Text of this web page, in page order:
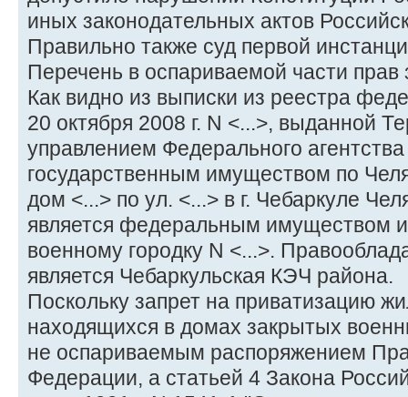
иных законодательных актов
Правильно также суд первой
Перечень в оспариваемой части прав
Как видно из выписки из реестра
20 октября 2008 г. N <...>, выданной
управлением Федерального
государственным имуществом по
дом <...> по ул. <...> в г. Чебаркуле
является федеральным имуществом
военному городку N <...>.
является Чебаркульская КЭЧ района.
Поскольку запрет на приватизацию
находящихся в домах закрытых
не оспариваемым распоряжением
Федерации, а статьей 4 Закона